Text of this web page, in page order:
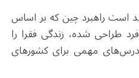
است راهبرد چین که بر اساس
طراحی شده، زندگی فقرا را
مهمی برای کشورهای